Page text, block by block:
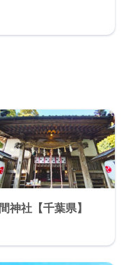
神社【千葉県】